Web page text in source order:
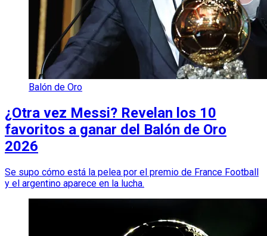
Balón de Oro
¿Otra vez Messi? Revelan los 10
favoritos a ganar del Balón de Oro
2026
Se supo cómo está la pelea por el premio de France Football
y el argentino aparece en la lucha.